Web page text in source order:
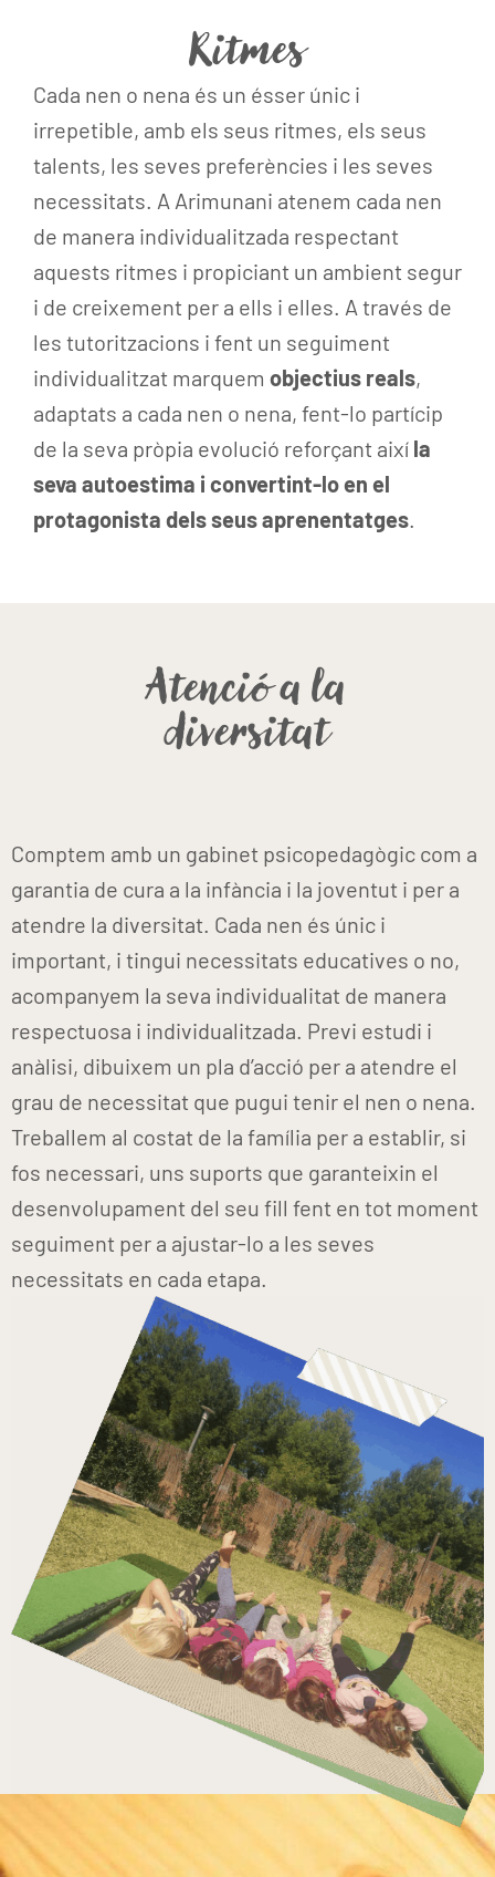
Ritmes
Cada nen o nena és un ésser únic i
irrepetible, amb els seus ritmes, els seus
talents, les seves preferències i les seves
necessitats. A Arimunani atenem cada nen
de manera individualitzada respectant
aquests ritmes i propiciant un ambient segur
i de creixement per a ells i elles. A través de
les tutoritzacions i fent un seguiment
individualitzat marquem objectius reals,
adaptats a cada nen o nena, fent-lo partícip
de la seva pròpia evolució reforçant així la
seva autoestima i convertint-lo en el
protagonista dels seus aprenentatges.
Atenció a la
diversitat
Comptem amb un gabinet psicopedagògic com a
garantia de cura a la infància i la joventut i per a
atendre la diversitat. Cada nen és únic i
important, i tingui necessitats educatives o no,
acompanyem la seva individualitat de manera
respectuosa i individualitzada. Previ estudi i
anàlisi, dibuixem un pla d’acció per a atendre el
grau de necessitat que pugui tenir el nen o nena.
Treballem al costat de la família per a establir, si
fos necessari, uns suports que garanteixin el
desenvolupament del seu fill fent en tot moment
seguiment per a ajustar-lo a les seves
necessitats en cada etapa.